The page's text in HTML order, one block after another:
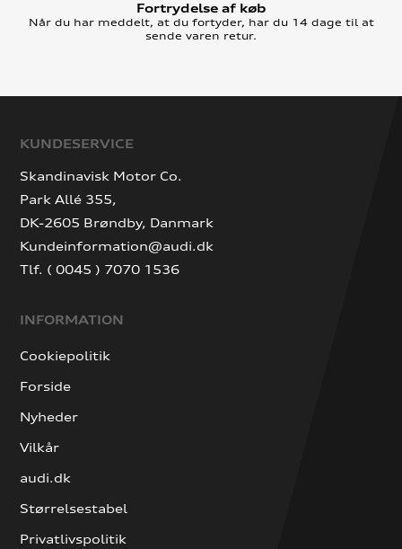
Fortrydelse af køb
Når du har meddelt, at du fortyder, har du 14 dage til at
sende varen retur.
KUNDESERVICE
Skandinavisk Motor Co.
Park Allé 355,
DK-2605 Brøndby, Danmark
Kundeinformation@audi.dk
Tlf. ( 0045 ) 7070 1536
INFORMATION
Cookiepolitik
Forside
Nyheder
Vilkår
audi.dk
Størrelsestabel
Privatlivspolitik